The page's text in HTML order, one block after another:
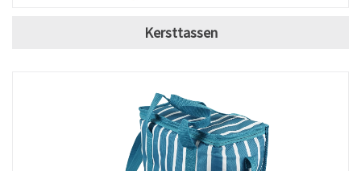
Kersttassen